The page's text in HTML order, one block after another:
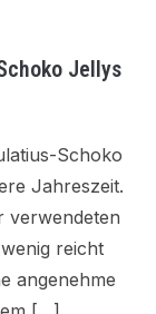
Jellys
Schoko
Jahreszeit.
verwendeten
reicht
angenehme